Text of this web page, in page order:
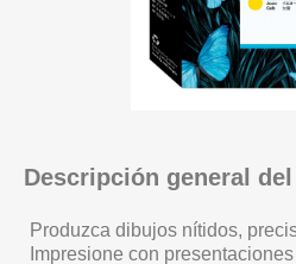
Descripción general
Produzca dibujos nítidos,
Impresione con